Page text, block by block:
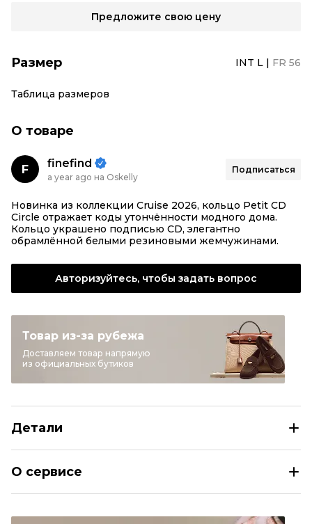
Предложите свою цену
Размер INT L | FR 56
Таблица размеров
О товаре
F finefind
a year ago на Oskelly
Подписаться
Новинка из коллекции Cruise 2026, кольцо Petit CD
Circle отражает коды утончённости модного дома.
Кольцо украшено подписью CD, элегантно
обрамлённой белыми резиновыми жемчужинами.
Авторизуйтесь, чтобы задать вопрос
Товар из-за рубежа
Доставляем товар напрямую
из официальных бутиков
Детали
О сервисе